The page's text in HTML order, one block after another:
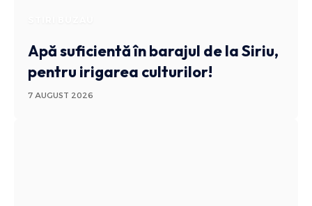
Apă suficientă în barajul de la Siriu,
pentru irigarea culturilor!
7 AUGUST 2026